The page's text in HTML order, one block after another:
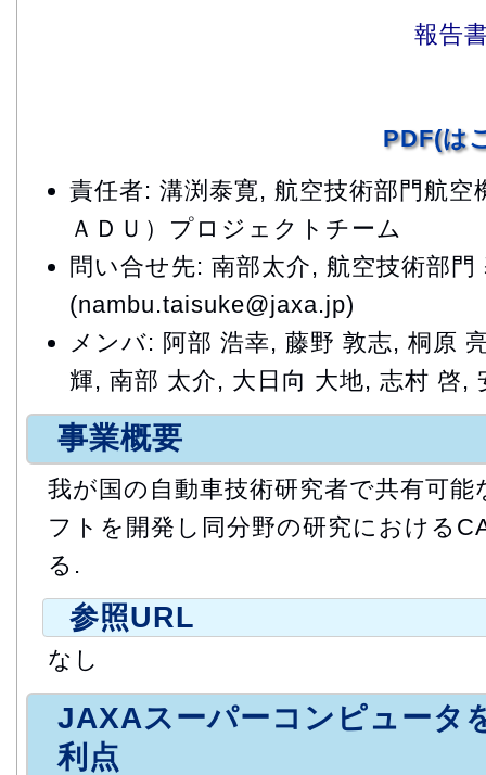
報告
PDF(は
責任者: 溝渕泰寛, 航空技術部門航空
ＡＤＵ）プロジェクトチーム
問い合せ先: 南部太介, 航空技術部
(nambu.taisuke@jaxa.jp)
メンバ: 阿部 浩幸, 藤野 敦志, 桐原
輝, 南部 太介, 大日向 大地, 志村 啓,
事業概要
我が国の自動車技術研究者で共有可
フトを開発し同分野の研究における
る.
参照URL
なし
JAXAスーパーコンピュータ
利点